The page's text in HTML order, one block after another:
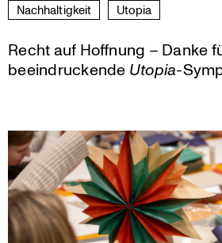
Nachhal­tig­keit Utopia
Recht auf Hoffnung – Danke
beeindruckende Utopia-